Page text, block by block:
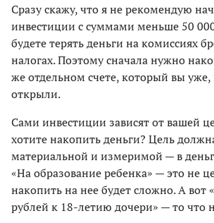
Сразу скажу, что я не рекомендую
инвестиции с суммами меньше 50
будете терять деньги на комиссиях
налогах. Поэтому сначала нужно
же отдельном счете, который вы уже,
открыли.
Сами инвестиции зависят от вашей
хотите накопить деньги? Цель
материальной и измеримой — в
«На образование ребенка» — это не
накопить на нее будет сложно. А
рублей к 18-летию дочери» — то что